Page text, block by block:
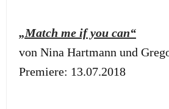
„Match me if you can“
von Nina Hartmann und
Premiere: 13.07.2018